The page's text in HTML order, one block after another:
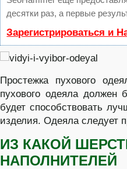
десятки раз, а первые
Зарегистрироваться и
Простежка пухового
пухового одеяла должен
будет способствовать
изделия. Одеяла следует
ИЗ КАКОЙ
НАПОЛНИТЕЛЕЙ